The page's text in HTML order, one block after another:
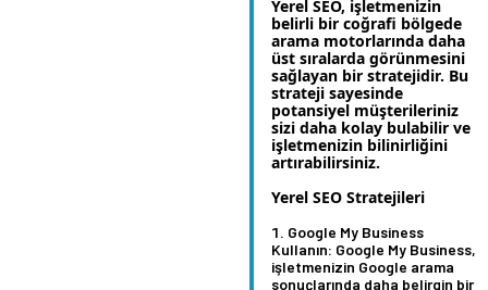
Yerel SEO, işletmenizin
belirli bir coğrafi bölgede
arama motorlarında daha
üst sıralarda görünmesini
sağlayan bir stratejidir. Bu
strateji sayesinde
potansiyel müşterileriniz
sizi daha kolay bulabilir ve
işletmenizin bilinirliğini
artırabilirsiniz.
Yerel SEO Stratejileri
Google My Business
Kullanın: Google My Business,
işletmenizin Google arama
sonuçlarında daha belirgin bir